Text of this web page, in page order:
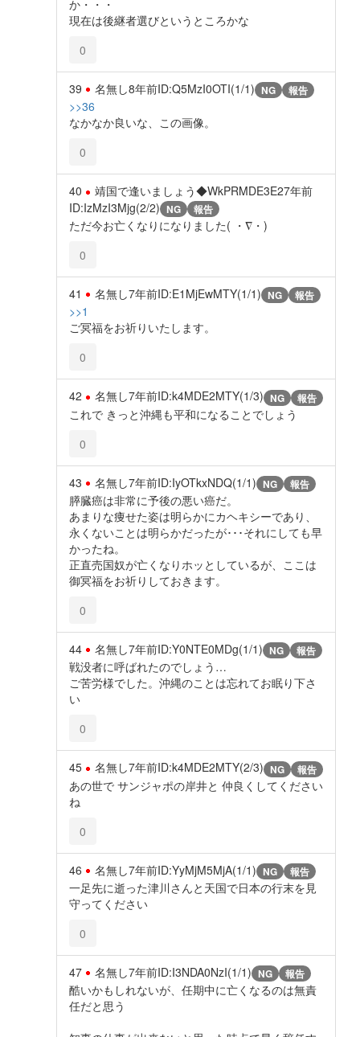
か・・・
現在は後継者選びというところかな
0
39 名無し8年前ID:Q5MzI0OTI(1/1) NG 報告
>>36
なかなか良いな、この画像。
0
40 靖国で逢いましょう◆WkPRMDE3E27年前
ID:IzMzI3Mjg(2/2) NG 報告
ただ今お亡くなりになりました( ・∇・)
0
41 名無し7年前ID:E1MjEwMTY(1/1) NG 報告
>>1
ご冥福をお祈りいたします。
0
42 名無し7年前ID:k4MDE2MTY(1/3) NG 報告
これで きっと沖縄も平和になることでしょう
0
43 名無し7年前ID:IyOTkxNDQ(1/1) NG 報告
膵臓癌は非常に予後の悪い癌だ。
あまりな痩せた姿は明らかにカヘキシーであり、
永くないことは明らかだったが･･･それにしても早
かったね。
正直売国奴が亡くなりホッとしているが、ここは
御冥福をお祈りしておきます。
0
44 名無し7年前ID:Y0NTE0MDg(1/1) NG 報告
戦没者に呼ばれたのでしょう…
ご苦労様でした。沖縄のことは忘れてお眠り下さ
い
0
45 名無し7年前ID:k4MDE2MTY(2/3) NG 報告
あの世で サンジャポの岸井と 仲良くしてください
ね
0
46 名無し7年前ID:YyMjM5MjA(1/1) NG 報告
一足先に逝った津川さんと天国で日本の行末を見
守ってください
0
47 名無し7年前ID:I3NDA0NzI(1/1) NG 報告
酷いかもしれないが、任期中に亡くなるのは無責
任だと思う